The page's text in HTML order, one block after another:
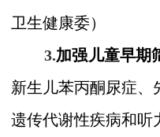
卫生健康委）
3.加强儿童早期
新生儿苯丙酮尿症、
遗传代谢性疾病和听